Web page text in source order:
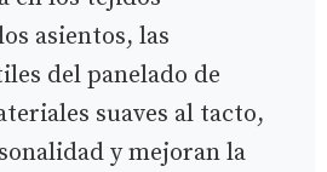
asientos, las
del panelado de
suaves al tacto,
y mejoran la